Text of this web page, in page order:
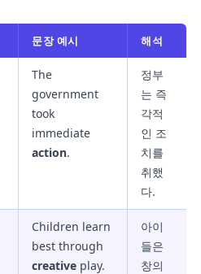
문장 예시 해석
The
government
took
immediate
action.
정부
는 즉
각적
인 조
치를
취했
다.
Children learn
best through
creative play.
아이
들은
창의